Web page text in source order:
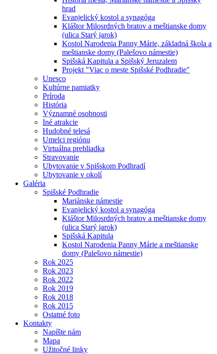
hrad
Evanjelický kostol a synagóga
Kláštor Milosrdných bratov a meštianske domy
(ulica Starý jarok)
Kostol Narodenia Panny Márie, základná škola a
meštianske domy (Palešovo námestie)
Spišská Kapitula a Spišský Jeruzalem
Projekt "Viac o meste Spišské Podhradie"
Unesco
Kultúrne pamiatky
Príroda
História
Významné osobnosti
Iné atrakcie
Hudobné telesá
Umelci regiónu
Virtuálna prehliadka
Stravovanie
Ubytovanie v Spišskom Podhradí
Ubytovanie v okolí
Galéria
Spišské Podhradie
Mariánske námestie
Evanjelický kostol a synagóga
Kláštor Milosrdných bratov a meštianske domy
(ulica Starý jarok)
Spišská Kapitula
Kostol Narodenia Panny Márie a meštianske
domy (Palešovo námestie)
Rok 2025
Rok 2023
Rok 2022
Rok 2019
Rok 2018
Rok 2015
Ostatné foto
Kontakty
Napíšte nám
Mapa
Užitočné linky